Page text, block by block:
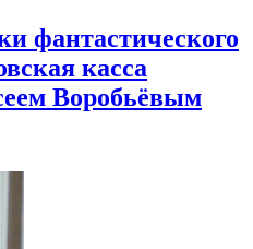
фантастического
касса
Воробьёвым